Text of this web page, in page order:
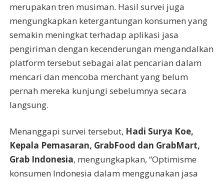
merupakan tren musiman. Hasil survei juga
mengungkapkan ketergantungan konsumen yang
semakin meningkat terhadap aplikasi jasa
pengiriman dengan kecenderungan mengandalkan
platform tersebut sebagai alat pencarian dalam
mencari dan mencoba merchant yang belum
pernah mereka kunjungi sebelumnya secara
langsung.
Menanggapi survei tersebut, Hadi Surya Koe,
Kepala Pemasaran, GrabFood dan GrabMart,
Grab Indonesia, mengungkapkan, “Optimisme
konsumen Indonesia dalam menggunakan jasa